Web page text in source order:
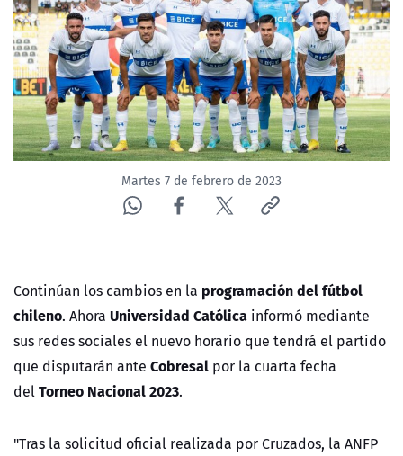
NTV
ACTUALIDAD Y TENDENCIAS
CORPORATIVO Y TRANSPARENCIA
CANAL DE DENUNCIAS
ÁREA DE PROYECTOS
Martes 7 de febrero de 2023
Continúan los cambios en la programación del fútbol
chileno. Ahora Universidad Católica informó mediante
sus redes sociales el nuevo horario que tendrá el partido
que disputarán ante Cobresal por la cuarta fecha
delTorneo Nacional 2023.
"Tras la solicitud oficial realizada por Cruzados, la ANFP